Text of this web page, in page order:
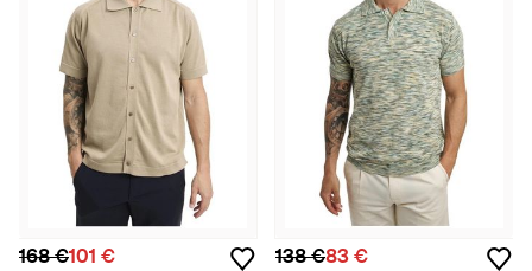
168 €101 € 138 €83 €